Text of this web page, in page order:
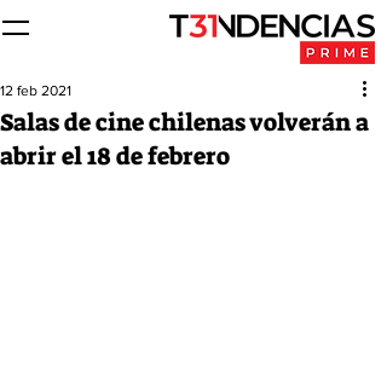
Salas de cine chilenas volverán a
abrir el 18 de febrero
12 feb 2021